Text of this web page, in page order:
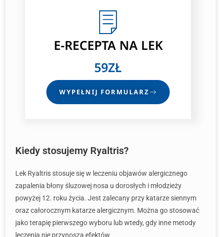
E-RECEPTANA LEK
59ZŁ
WYPEŁNIJ FORMULARZ
Kiedy stosujemy Ryaltris?
Lek Ryaltris stosuje się w leczeniu objawów alergicznego
zapalenia błony śluzowej nosa u dorosłych i młodzieży
powyżej 12. roku życia. Jest zalecany przy katarze siennym
oraz całorocznym katarze alergicznym. Można go stosować
jako terapię pierwszego wyboru lub wtedy, gdy inne metody
leczenia nie przynoszą efektów.